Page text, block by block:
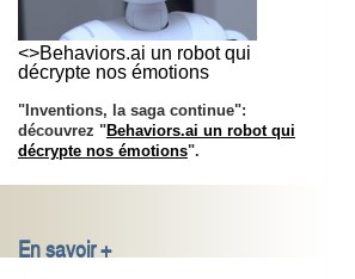
<>Behaviors.ai un robot qui
décrypte nos émotions
"Inventions, la saga continue":
découvrez "Behaviors.ai un robot qui
décrypte nos émotions".
En savoir +